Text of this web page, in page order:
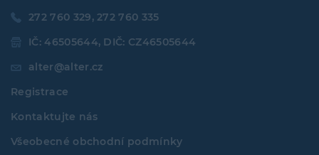
272 760 329, 272 760 335
IČ: 46505644, DIČ: CZ46505644
alter@alter.cz
Registrace
Kontaktujte nás
Všeobecné obchodní podmínky